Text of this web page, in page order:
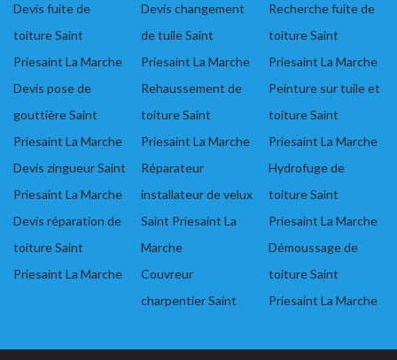
Devis fuite de
toiture Saint
Priesaint La Marche
Devis pose de
gouttière Saint
Priesaint La Marche
Devis zingueur Saint
Priesaint La Marche
Devis réparation de
toiture Saint
Priesaint La Marche
Devis changement
de tuile Saint
Priesaint La Marche
Rehaussement de
toiture Saint
Priesaint La Marche
Réparateur
installateur de velux
Saint Priesaint La
Marche
Couvreur
charpentier Saint
Recherche fuite de
toiture Saint
Priesaint La Marche
Peinture sur tuile et
toiture Saint
Priesaint La Marche
Hydrofuge de
toiture Saint
Priesaint La Marche
Démoussage de
toiture Saint
Priesaint La Marche